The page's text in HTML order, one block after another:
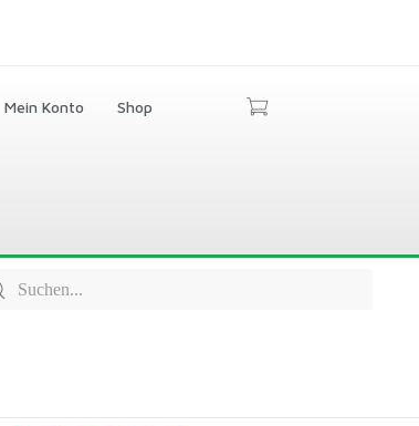
Mein Konto Shop